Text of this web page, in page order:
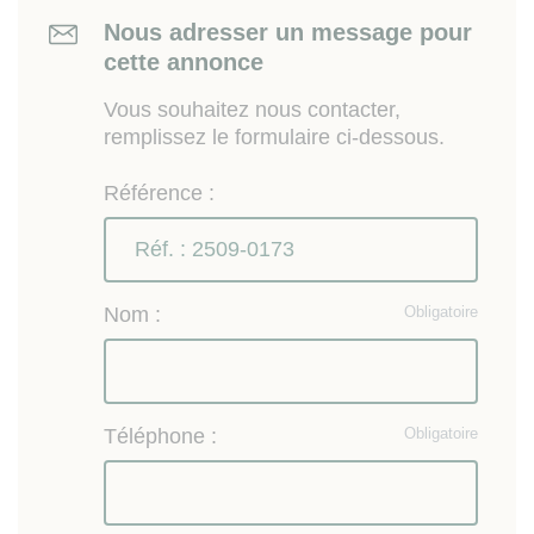
Nous adresser un message pour
cette annonce
Vous souhaitez nous contacter,
remplissez le formulaire ci-dessous.
Référence :
Obligatoire
Nom :
Obligatoire
Téléphone :